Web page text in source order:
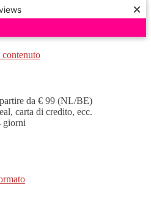
×
contenuto
da € 99 (NL/BE)
carta di credito, ecc.
giorni